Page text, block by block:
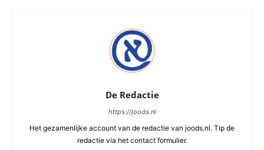
De Redactie
https://joods.nl
Het gezamenlijke account van de redactie van joods.nl. Tip de
redactie via het contact formulier.